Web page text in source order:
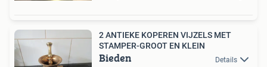
2 ANTIEKE KOPEREN VIJZELS MET
STAMPER-GROOT EN KLEIN
Bieden Details